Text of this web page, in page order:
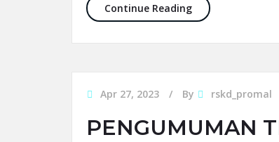
Continue ReadingPENGUMUMAN
Apr 27, 2023 By rskd_promal
PENGUMUMAN